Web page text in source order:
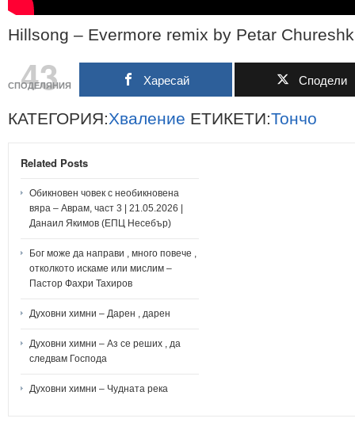
Hillsong – Evermore remix by Petar
43
СПОДЕЛЯНИЯ Харесай Сподели
КАТЕГОРИЯ:Хваление ЕТИКЕТИ:Тончо
Related Posts
Обикновен човек с необикновена
вяра – Аврам, част 3 | 21.05.2026 |
Данаил Якимов (ЕПЦ Несебър)
Бог може да направи , много повече ,
отколкото искаме или мислим –
Пастор Фахри Тахиров
Духовни химни – Дарен , дарен
Духовни химни – Аз се реших , да
следвам Господа
Духовни химни – Чудната река